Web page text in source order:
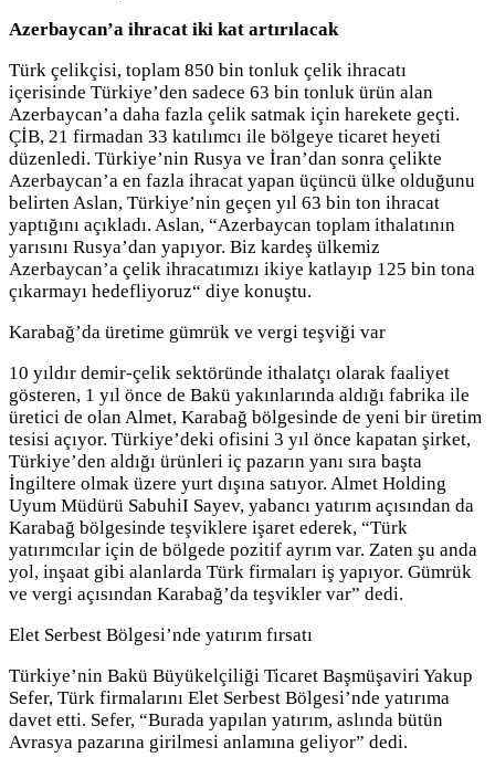
Azerbaycan’a ihracat iki kat artırılacak
Türk çelikçisi, toplam 850 bin tonluk çelik ihracatı
içerisinde Türkiye’den sadece 63 bin tonluk ürün alan
Azerbaycan’a daha fazla çelik satmak için harekete geçti.
ÇİB, 21 firmadan 33 katılımcı ile bölgeye ticaret heyeti
düzenledi. Türkiye’nin Rusya ve İran’dan sonra çelikte
Azerbaycan’a en fazla ihracat yapan üçüncü ülke olduğunu
belirten Aslan, Türkiye’nin geçen yıl 63 bin ton ihracat
yaptığını açıkladı. Aslan, “Azerbaycan toplam ithalatının
yarısını Rusya’dan yapıyor. Biz kardeş ülkemiz
Azerbaycan’a çelik ihracatımızı ikiye katlayıp 125 bin tona
çıkarmayı hedefliyoruz“ diye konuştu.
Karabağ’da üretime gümrük ve vergi teşviği var
10 yıldır demir-çelik sektöründe ithalatçı olarak faaliyet
gösteren, 1 yıl önce de Bakü yakınlarında aldığı fabrika ile
üretici de olan Almet, Karabağ bölgesinde de yeni bir üretim
tesisi açıyor. Türkiye’deki ofisini 3 yıl önce kapatan şirket,
Türkiye’den aldığı ürünleri iç pazarın yanı sıra başta
İngiltere olmak üzere yurt dışına satıyor. Almet Holding
Uyum Müdürü SabuhiI Sayev, yabancı yatırım açısından da
Karabağ bölgesinde teşviklere işaret ederek, “Türk
yatırımcılar için de bölgede pozitif ayrım var. Zaten şu anda
yol, inşaat gibi alanlarda Türk firmaları iş yapıyor. Gümrük
ve vergi açısından Karabağ’da teşvikler var” dedi.
Elet Serbest Bölgesi’nde yatırım fırsatı
Türkiye’nin Bakü Büyükelçiliği Ticaret Başmüşaviri Yakup
Sefer, Türk firmalarını Elet Serbest Bölgesi’nde yatırıma
davet etti. Sefer, “Burada yapılan yatırım, aslında bütün
Avrasya pazarına girilmesi anlamına geliyor” dedi.